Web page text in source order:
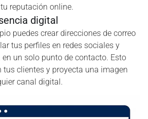
reputación online.
digital
puedes crear direcciones de correo
tus perfiles en redes sociales y
un solo punto de contacto. Esto
tus clientes y proyecta una imagen
canal digital.